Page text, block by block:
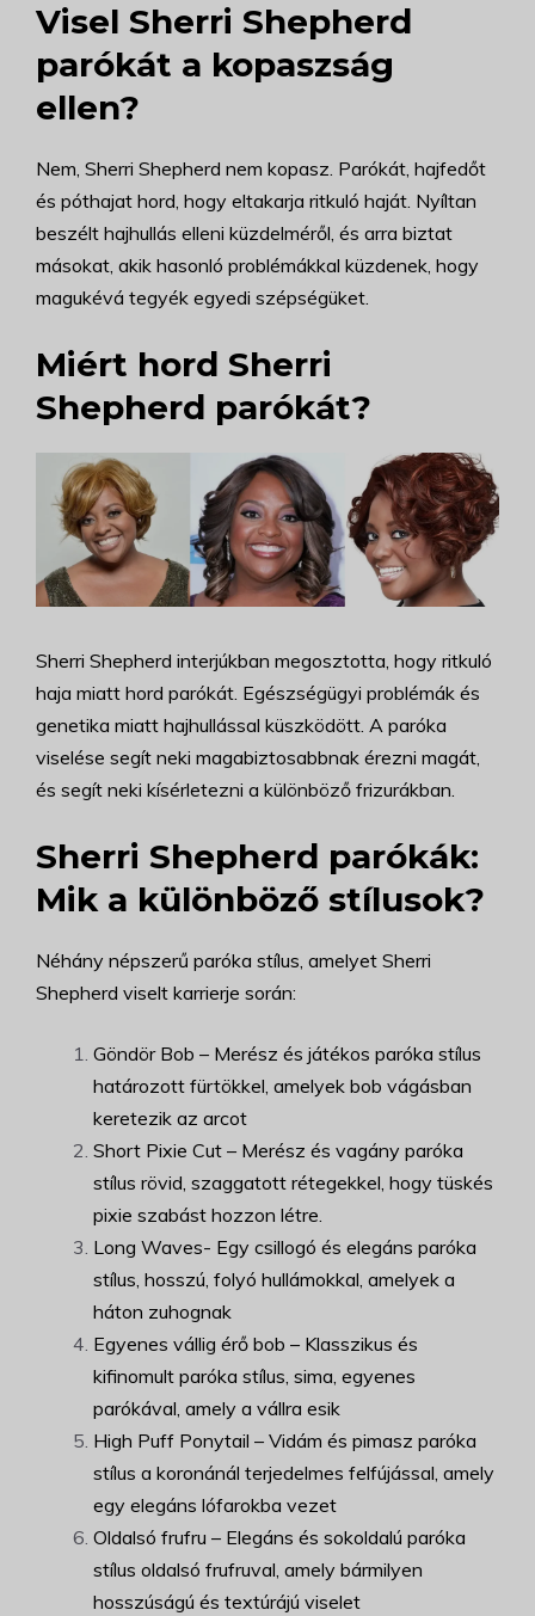
Visel Sherri Shepherd
parókát a kopaszság
ellen?
Nem, Sherri Shepherd nem kopasz. Parókát, hajfedőt
és póthajat hord, hogy eltakarja ritkuló haját. Nyíltan
beszélt hajhullás elleni küzdelméről, és arra biztat
másokat, akik hasonló problémákkal küzdenek, hogy
magukévá tegyék egyedi szépségüket.
Miért hord Sherri
Shepherd parókát?
Sherri Shepherd interjúkban megosztotta, hogy ritkuló
haja miatt hord parókát. Egészségügyi problémák és
genetika miatt hajhullással küszködött. A paróka
viselése segít neki magabiztosabbnak érezni magát,
és segít neki kísérletezni a különböző frizurákban.
Sherri Shepherd parókák:
Mik a különböző stílusok?
Néhány népszerű paróka stílus, amelyet Sherri
Shepherd viselt karrierje során:
Göndör Bob – Merész és játékos paróka stílus
határozott fürtökkel, amelyek bob vágásban
keretezik az arcot
Short Pixie Cut – Merész és vagány paróka
stílus rövid, szaggatott rétegekkel, hogy tüskés
pixie szabást hozzon létre.
Long Waves- Egy csillogó és elegáns paróka
stílus, hosszú, folyó hullámokkal, amelyek a
háton zuhognak
Egyenes vállig érő bob – Klasszikus és
kifinomult paróka stílus, sima, egyenes
parókával, amely a vállra esik
High Puff Ponytail – Vidám és pimasz paróka
stílus a koronánál terjedelmes felfújással, amely
egy elegáns lófarokba vezet
Oldalsó frufru – Elegáns és sokoldalú paróka
stílus oldalsó frufruval, amely bármilyen
hosszúságú és textúrájú viselet